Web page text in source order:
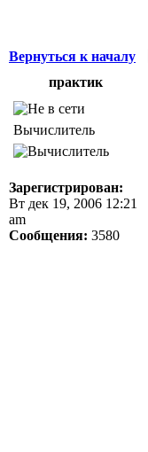
Вернуться к началу
практик
Вычислитель
Зарегистрирован:
Вт дек 19, 2006 12:21
am
Сообщения: 3580